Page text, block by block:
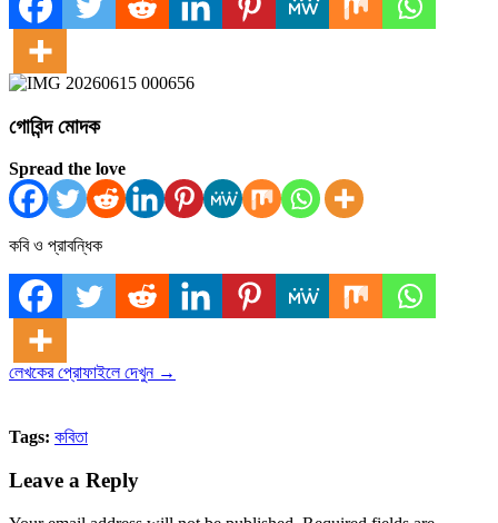
গোবিন্দ মোদক
Spread the love
কবি ও প্রাবন্ধিক
লেখকের প্রোফাইলে দেখুন →
Tags: কবিতা
Leave a Reply